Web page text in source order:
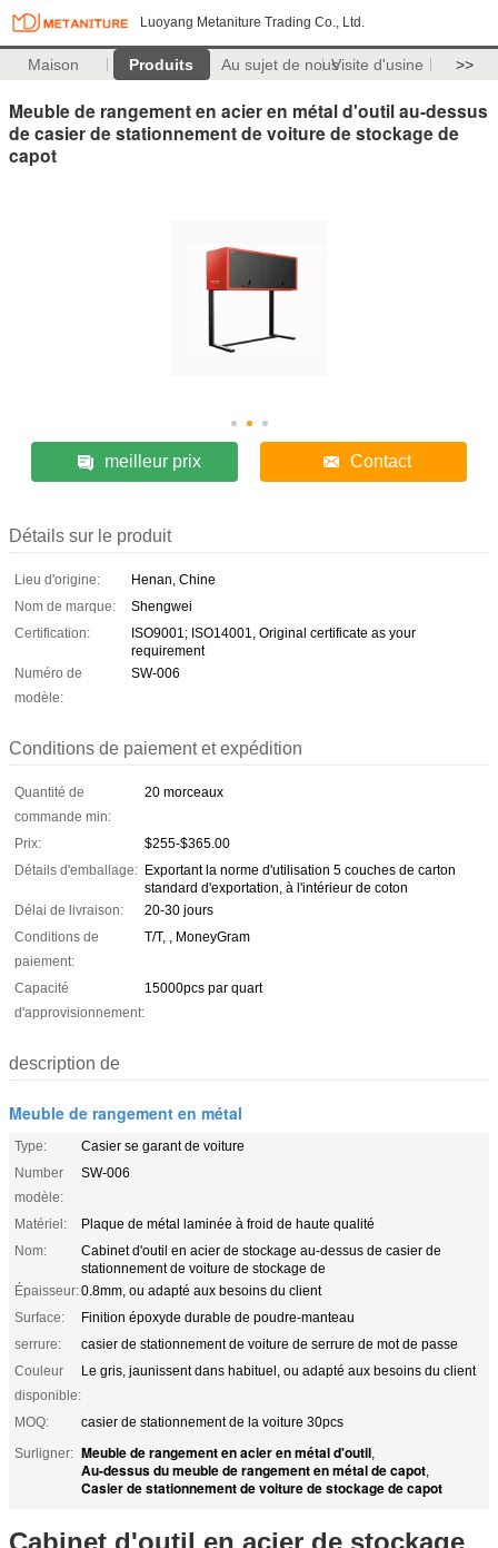
Luoyang Metaniture Trading Co., Ltd.
Maison Produits Au sujet de nousVisite d'usine >>
Meuble de rangement en acier en métal d'outil au-dessus
de casier de stationnement de voiture de stockage de
capot
meilleur prix Contact
Détails sur le produit
Lieu d'origine:
Henan, Chine
Nom de marque:
Shengwei
Certification:
ISO9001; ISO14001, Original certificate as your
requirement
Numéro de
modèle:
SW-006
Conditions de paiement et expédition
Quantité de
commande min:
20 morceaux
Prix:
$255-$365.00
Détails d'emballage: Exportant la norme d'utilisation 5 couches de carton
standard d'exportation, à l'intérieur de coton
Délai de livraison:
20-30 jours
Conditions de
paiement:
T/T, , MoneyGram
Capacité
d'approvisionnement:
15000pcs par quart
description de
Meuble de rangement en métal
Type:
Casier se garant de voiture
Number
modèle:
SW-006
Matériel:
Plaque de métal laminée à froid de haute qualité
Nom:
Cabinet d'outil en acier de stockage au-dessus de casier de
stationnement de voiture de stockage de
Épaisseur:0.8mm, ou adapté aux besoins du client
Surface:
Finition époxyde durable de poudre-manteau
serrure:
casier de stationnement de voiture de serrure de mot de passe
Couleur
disponible:
Le gris, jaunissent dans habituel, ou adapté aux besoins du client
MOQ:
casier de stationnement de la voiture 30pcs
Surligner: Meuble de rangement en acier en métal d'outil,
Au-dessus du meuble de rangement en métal de capot,
Casier de stationnement de voiture de stockage de capot
Cabinet d'outil en acier de stockage